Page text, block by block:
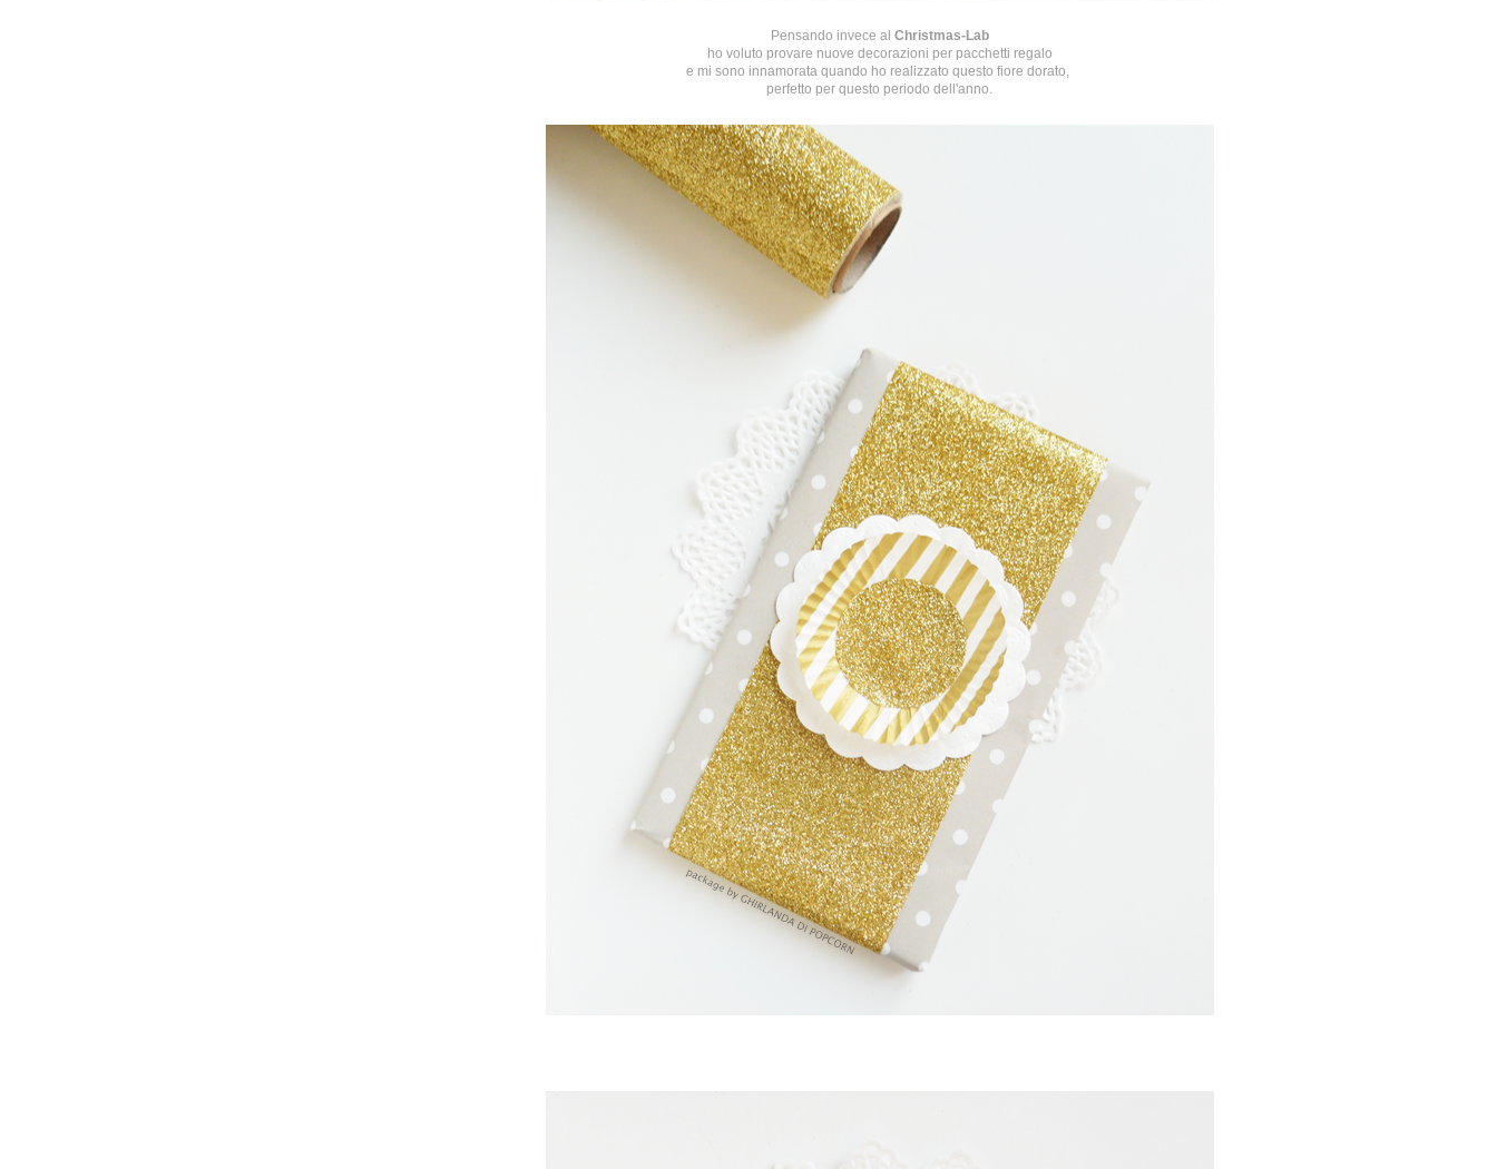
Pensando invece al Christmas-Lab
ho voluto provare nuove decorazioni per pacchetti regalo
e mi sono innamorata quando ho realizzato questo fiore dorato,
perfetto per questo periodo dell'anno.